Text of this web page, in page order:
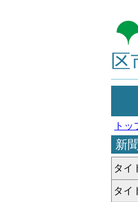
区
トッ
新
タイ
タイ